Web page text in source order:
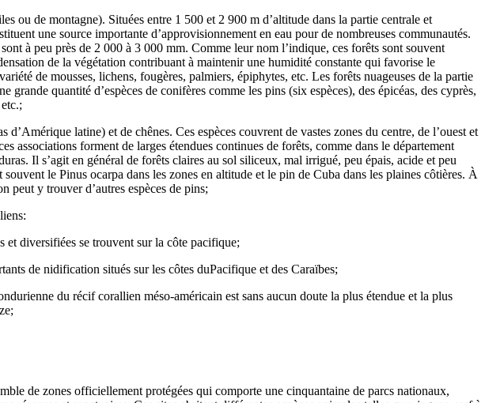
ou de montagne). Situées entre 1 500 et 2 900 m d’altitude dans la partie centrale et
une source importante d’approvisionnement en eau pour de nombreuses communautés.
à peu près de 2 000 à 3 000 mm. Comme leur nom l’indique, ces forêts sont souvent
de la végétation contribuant à maintenir une humidité constante qui favorise le
de mousses, lichens, fougères, palmiers, épiphytes, etc. Les forêts nuageuses de la partie
grande quantité d’espèces de conifères comme les pins (six espèces), des épicéas, des cyprès,
d’Amérique latine) et de chênes. Ces espèces couvrent de vastes zones du centre, de l’ouest et
associations forment de larges étendues continues de forêts, comme dans le département
Il s’agit en général de forêts claires au sol siliceux, mal irrigué, peu épais, acide et peu
souvent le Pinus ocarpa dans les zones en altitude et le pin de Cuba dans les plaines côtières. À
peut y trouver d’autres espèces de pins;
et diversifiées se trouvent sur la côte pacifique;
de nidification situés sur les côtes duPacifique et des Caraïbes;
du récif corallien méso-américain est sans aucun doute la plus étendue et la plus
de zones officiellement protégées qui comporte une cinquantaine de parcs nationaux,